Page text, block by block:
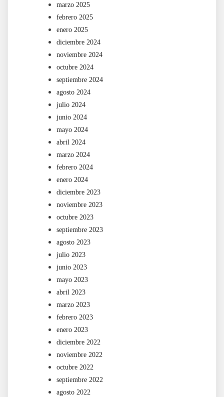
marzo 2025
febrero 2025
enero 2025
diciembre 2024
noviembre 2024
octubre 2024
septiembre 2024
agosto 2024
julio 2024
junio 2024
mayo 2024
abril 2024
marzo 2024
febrero 2024
enero 2024
diciembre 2023
noviembre 2023
octubre 2023
septiembre 2023
agosto 2023
julio 2023
junio 2023
mayo 2023
abril 2023
marzo 2023
febrero 2023
enero 2023
diciembre 2022
noviembre 2022
octubre 2022
septiembre 2022
agosto 2022